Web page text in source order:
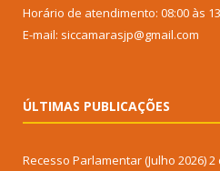
Horário de atendimento: 08:00 às
E-mail: siccamarasjp@gmail.com
ÚLTIMAS PUBLICAÇÕES
Recesso Parlamentar (Julho 2026)2